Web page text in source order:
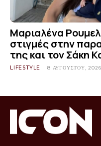
Μαριαλένα
στιγμές στην
της και τον Σάκη
LIFESTYLE 8 ΑΥΓΟΎΣΤΟΥ, 2026